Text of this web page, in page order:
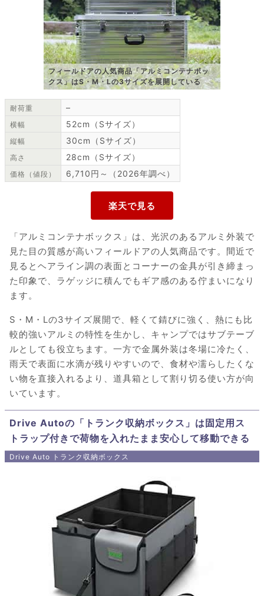
フィールドアの人気商品「アルミコンテナボッ
クス」はS・M・Lの3サイズを展開している
耐荷重 –
横幅 52cm（Sサイズ）
縦幅 30cm（Sサイズ）
高さ 28cm（Sサイズ）
価格（値段） 6,710円～（2026年調べ）
「アルミコンテナボックス」は、光沢のあるアルミ外装で
見た目の質感が高いフィールドアの人気商品です。間近で
見るとヘアライン調の表面とコーナーの金具が引き締まっ
た印象で、ラゲッジに積んでもギア感のある佇まいになり
ます。
S・M・Lの3サイズ展開で、軽くて錆びに強く、熱にも比
較的強いアルミの特性を生かし、キャンプではサブテーブ
ルとしても役立ちます。一方で金属外装は冬場に冷たく、
雨天で表面に水滴が残りやすいので、食材や濡らしたくな
い物を直接入れるより、道具箱として割り切る使い方が向
いています。
Drive Autoの「トランク収納ボックス」は固定用ス
トラップ付きで荷物を入れたまま安心して移動できる
Drive Auto トランク収納ボックス